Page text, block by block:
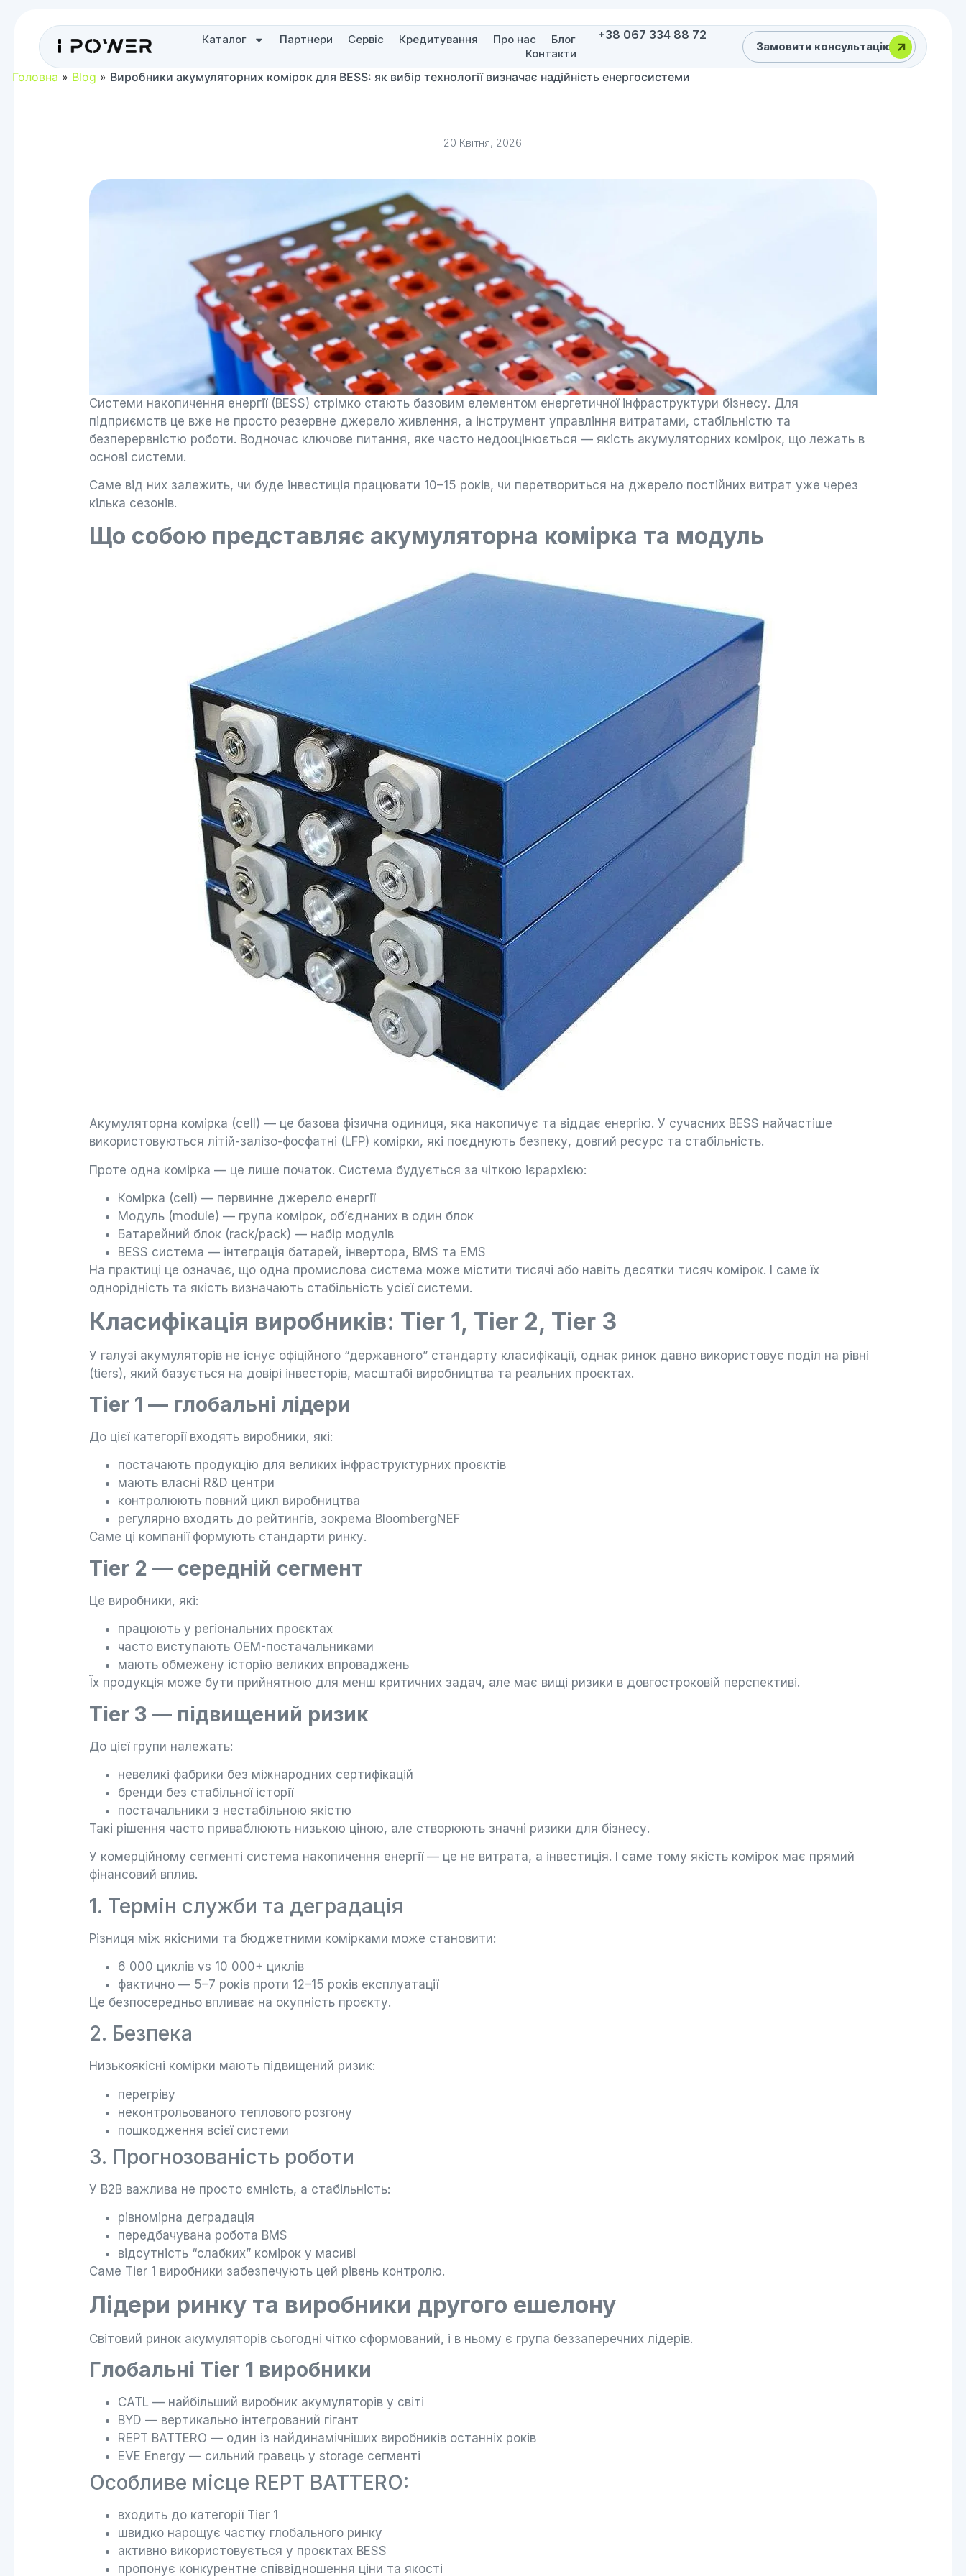
Каталог Партнери Сервіс Кредитування Про нас
Блог
Контакти
+38 067 334 88 72
Замовити консультацію
Головна » Blog » Виробники акумуляторних комірок для BESS: як вибір технології визначає надійність енергосистеми
20 Квітня, 2026
Системи накопичення енергії (BESS) стрімко стають базовим елементом енергетичної інфраструктури бізнесу. Для
підприємств це вже не просто резервне джерело живлення, а інструмент управління витратами, стабільністю та
безперервністю роботи. Водночас ключове питання, яке часто недооцінюється — якість акумуляторних комірок, що лежать в
основі системи.
Саме від них залежить, чи буде інвестиція працювати 10–15 років, чи перетвориться на джерело постійних витрат уже через
кілька сезонів.
Що собою представляє акумуляторна комірка та модуль
Акумуляторна комірка (cell) — це базова фізична одиниця, яка накопичує та віддає енергію. У сучасних BESS найчастіше
використовуються літій-залізо-фосфатні (LFP) комірки, які поєднують безпеку, довгий ресурс та стабільність.
Проте одна комірка — це лише початок. Система будується за чіткою ієрархією:
Комірка (cell) — первинне джерело енергії
Модуль (module) — група комірок, об’єднаних в один блок
Батарейний блок (rack/pack) — набір модулів
BESS система — інтеграція батарей, інвертора, BMS та EMS
На практиці це означає, що одна промислова система може містити тисячі або навіть десятки тисяч комірок. І саме їх
однорідність та якість визначають стабільність усієї системи.
Класифікація виробників: Tier 1, Tier 2, Tier 3
У галузі акумуляторів не існує офіційного “державного” стандарту класифікації, однак ринок давно використовує поділ на рівні
(tiers), який базується на довірі інвесторів, масштабі виробництва та реальних проєктах.
Tier 1 — глобальні лідери
До цієї категорії входять виробники, які:
постачають продукцію для великих інфраструктурних проєктів
мають власні R&D центри
контролюють повний цикл виробництва
регулярно входять до рейтингів, зокрема BloombergNEF
Саме ці компанії формують стандарти ринку.
Tier 2 — середній сегмент
Це виробники, які:
працюють у регіональних проєктах
часто виступають OEM-постачальниками
мають обмежену історію великих впроваджень
Їх продукція може бути прийнятною для менш критичних задач, але має вищі ризики в довгостроковій перспективі.
Tier 3 — підвищений ризик
До цієї групи належать:
невеликі фабрики без міжнародних сертифікацій
бренди без стабільної історії
постачальники з нестабільною якістю
Такі рішення часто приваблюють низькою ціною, але створюють значні ризики для бізнесу.
У комерційному сегменті система накопичення енергії — це не витрата, а інвестиція. І саме тому якість комірок має прямий
фінансовий вплив.
1. Термін служби та деградація
Різниця між якісними та бюджетними комірками може становити:
6 000 циклів vs 10 000+ циклів
фактично — 5–7 років проти 12–15 років експлуатації
Це безпосередньо впливає на окупність проєкту.
2. Безпека
Низькоякісні комірки мають підвищений ризик:
перегріву
неконтрольованого теплового розгону
пошкодження всієї системи
3. Прогнозованість роботи
У B2B важлива не просто ємність, а стабільність:
рівномірна деградація
передбачувана робота BMS
відсутність “слабких” комірок у масиві
Саме Tier 1 виробники забезпечують цей рівень контролю.
Лідери ринку та виробники другого ешелону
Світовий ринок акумуляторів сьогодні чітко сформований, і в ньому є група беззаперечних лідерів.
Глобальні Tier 1 виробники
CATL — найбільший виробник акумуляторів у світі
BYD — вертикально інтегрований гігант
REPT BATTERO — один із найдинамічніших виробників останніх років
EVE Energy — сильний гравець у storage сегменті
Особливе місце REPT BATTERO:
входить до категорії Tier 1
швидко нарощує частку глобального ринку
активно використовується у проєктах BESS
пропонує конкурентне співвідношення ціни та якості